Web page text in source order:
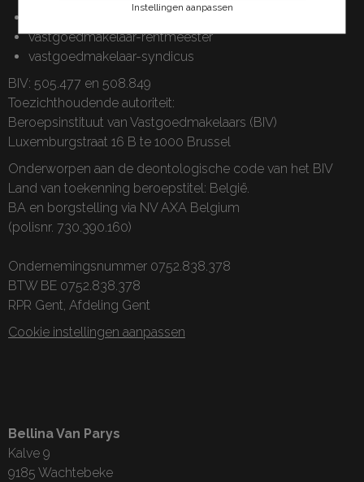
vastgoedmakelaar-rentmeester
vastgoedmakelaar-syndicus
BIV: 505.477 en 508.849
Toezichthoudende autoriteit:
Beroepsinstituut van Vastgoedmakelaars (BIV)
Luxemburgstraat 16 B te 1000 Brussel
Onderworpen aan de deontologische code van het BIV
Land van toekenning beroepstitel: België.
BA en borgstelling via NV AXA Belgium
(polisnr. 730.390.160)
Ondernemingsnummer 0752.838.378
BTW BE 0752.838.378
RPR Gent, Afdeling Gent
Cookie instellingen aanpassen
Bellina Van Parys
Kalve 9
9185 Wachtebeke
Instellingen aanpassen